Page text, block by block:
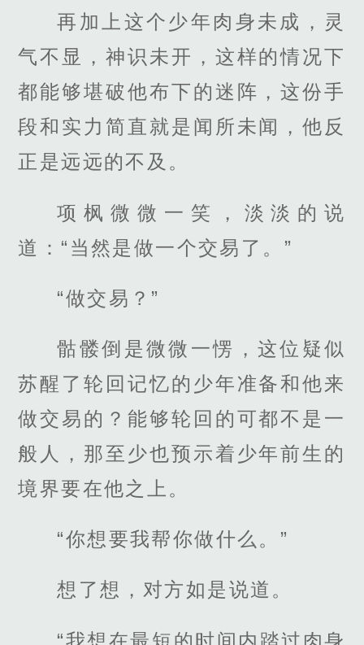
再加上这个少年肉身未成，灵
气不显，神识未开，这样的情况下
都能够堪破他布下的迷阵，这份手
段和实力简直就是闻所未闻，他反
正是远远的不及。
项枫微微一笑，淡淡的说
道：“当然是做一个交易了。”
“做交易？”
骷髅倒是微微一愣，这位疑似
苏醒了轮回记忆的少年准备和他来
做交易的？能够轮回的可都不是一
般人，那至少也预示着少年前生的
境界要在他之上。
“你想要我帮你做什么。”
想了想，对方如是说道。
“我想在最短的时间内踏过肉身